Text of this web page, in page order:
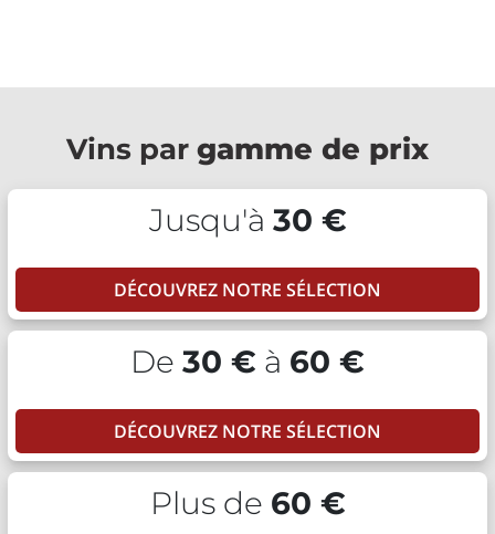
Vins par gamme de prix
Jusqu'à 30 €
DÉCOUVREZ NOTRE SÉLECTION
De 30 € à 60 €
DÉCOUVREZ NOTRE SÉLECTION
Plus de 60 €